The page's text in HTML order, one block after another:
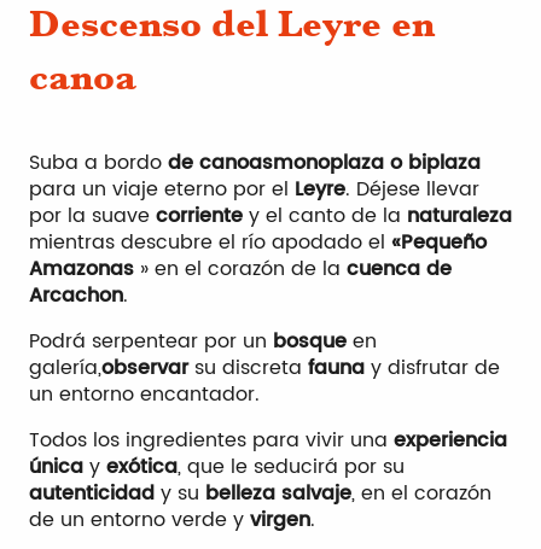
Pádel
Paseo en moto acuática
Descenso del Leyre en
canoa
Suba a bordode canoasmonoplaza o biplaza
para un viaje eterno por el Leyre. Déjese llevar
por la suavecorrientey el canto de la naturaleza
mientras descubre el río apodado el «Pequeño
Amazonas » en el corazón de la cuenca de
Arcachon.
Podrá serpentear por un bosqueen
galería,observarsu discreta faunay disfrutar de
un entorno encantador.
Todos los ingredientes para vivir una experiencia
únicayexótica, que le seducirá por su
autenticidady su belleza salvaje, en el corazón
de un entorno verde yvirgen.